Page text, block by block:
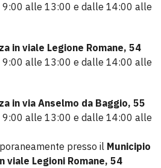
9:00 alle 13:00 e dalle 14:00 alle
in viale Legione Romane, 54
9:00 alle 13:00 e dalle 14:00 alle
in via Anselmo da Baggio, 55
9:00 alle 13:00 e dalle 14:00 alle
presso il Municipio
viale Legioni Romane, 54